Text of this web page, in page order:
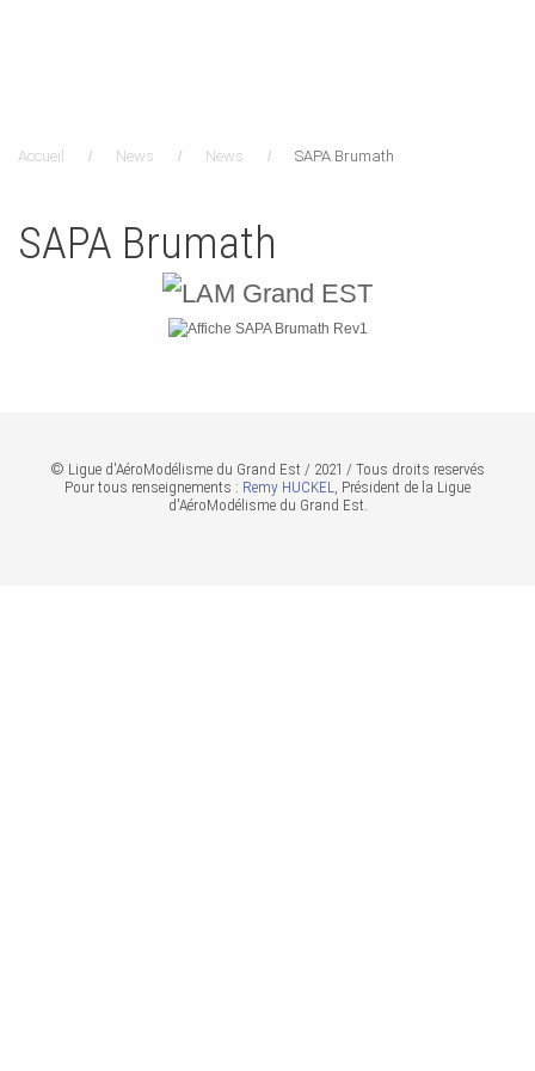
Accueil News News SAPA Brumath
SAPA Brumath
© Ligue d'AéroModélisme du Grand Est / 2021 / Tous droits reservés
Pour tous renseignements : Remy HUCKEL, Président de la Ligue
d'AéroModélisme du Grand Est.